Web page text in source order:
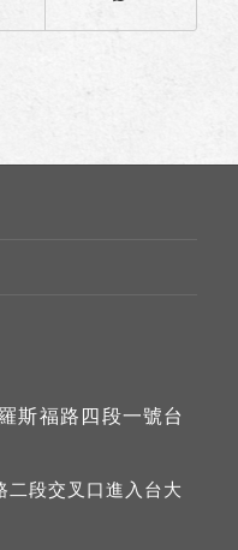
斯福路四段一號台
二段交叉口進入台大